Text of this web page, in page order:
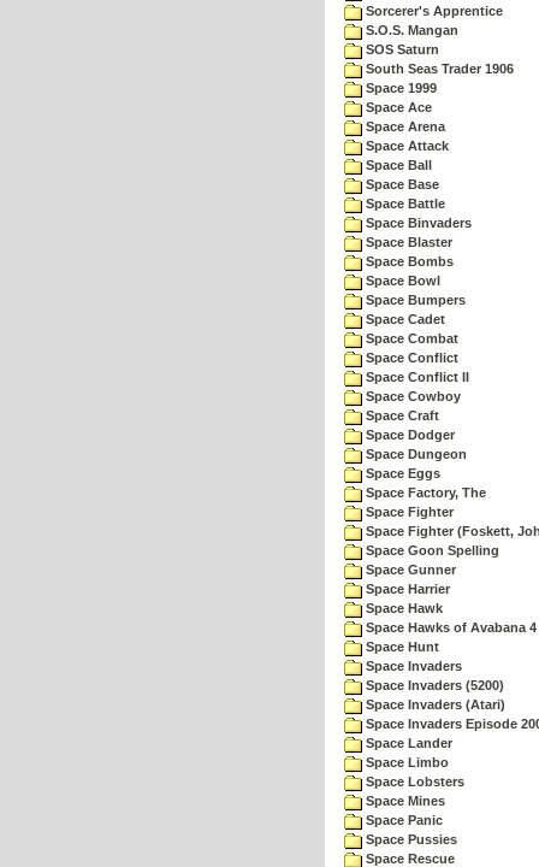
Sorcerer's Apprentice
S.O.S. Mangan
SOS Saturn
South Seas Trader 1906
Space 1999
Space Ace
Space Arena
Space Attack
Space Ball
Space Base
Space Battle
Space Binvaders
Space Blaster
Space Bombs
Space Bowl
Space Bumpers
Space Cadet
Space Combat
Space Conflict
Space Conflict II
Space Cowboy
Space Craft
Space Dodger
Space Dungeon
Space Eggs
Space Factory, The
Space Fighter
Space Fighter (Foskett,
Space Goon Spelling
Space Gunner
Space Harrier
Space Hawk
Space Hawks of Avabana 4
Space Hunt
Space Invaders
Space Invaders (5200)
Space Invaders (Atari)
Space Invaders Episode
Space Lander
Space Limbo
Space Lobsters
Space Mines
Space Panic
Space Pussies
Space Rescue